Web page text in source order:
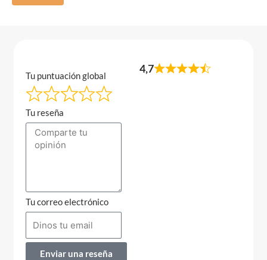
Tu puntuación global
Tu reseña
Tu correo electrónico
Enviar una reseña
4,7